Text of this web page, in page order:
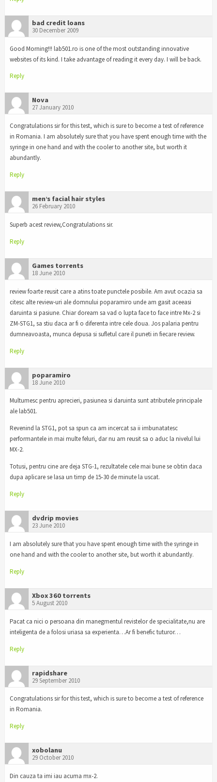
bad credit loans
30 December 2009
Good Morning!!! lab501.ro is one of the most outstanding innovative
websites of its kind. I take advantage of reading it every day. I will be back.
Reply
Nova
27 January 2010
Congratulations sir for this test, which is sure to become a test of reference
in Romania. I am absolutely sure that you have spent enough time with the
syringe in one hand and with the cooler to another site, but worth it
abundantly.
Reply
men’s facial hair styles
26 February 2010
Superb acest review,Congratulations sir.
Reply
Games torrents
18 June 2010
review foarte reusit care a atins toate punctele posibile. Am avut ocazia sa
citesc alte review-uri ale domnului poparamiro unde am gasit aceeasi
daruinta si pasiune. Chiar doream sa vad o lupta face to face intre Mx-2 si
ZM-STG1, sa stiu daca ar fi o diferenta intre cele doua. Jos palaria pentru
dumneavoasta, munca depusa si sufletul care il puneti in fiecare review.
Reply
poparamiro
18 June 2010
Multumesc pentru aprecieri, pasiunea si daruinta sunt atributele principale
ale lab501.
Revenind la STG1, pot sa spun ca am incercat sa ii imbunatatesc
performantele in mai multe feluri, dar nu am reusit sa o aduc la nivelul lui
MX-2.
Totusi, pentru cine are deja STG-1, rezultatele cele mai bune se obtin daca
dupa aplicare se lasa un timp de 15-30 de minute la uscat.
Reply
dvdrip movies
23 June 2010
I am absolutely sure that you have spent enough time with the syringe in
one hand and with the cooler to another site, but worth it abundantly.
Reply
Xbox 360 torrents
5 August 2010
Pacat ca nici o persoana din manegmentul revistelor de specialitate,nu are
inteligenta de a folosi uriasa sa experienta…Ar fi benefic tuturor…
Reply
rapidshare
29 September 2010
Congratulations sir for this test, which is sure to become a test of reference
in Romania.
Reply
xobolanu
29 October 2010
Din cauza ta imi iau acuma mx-2.